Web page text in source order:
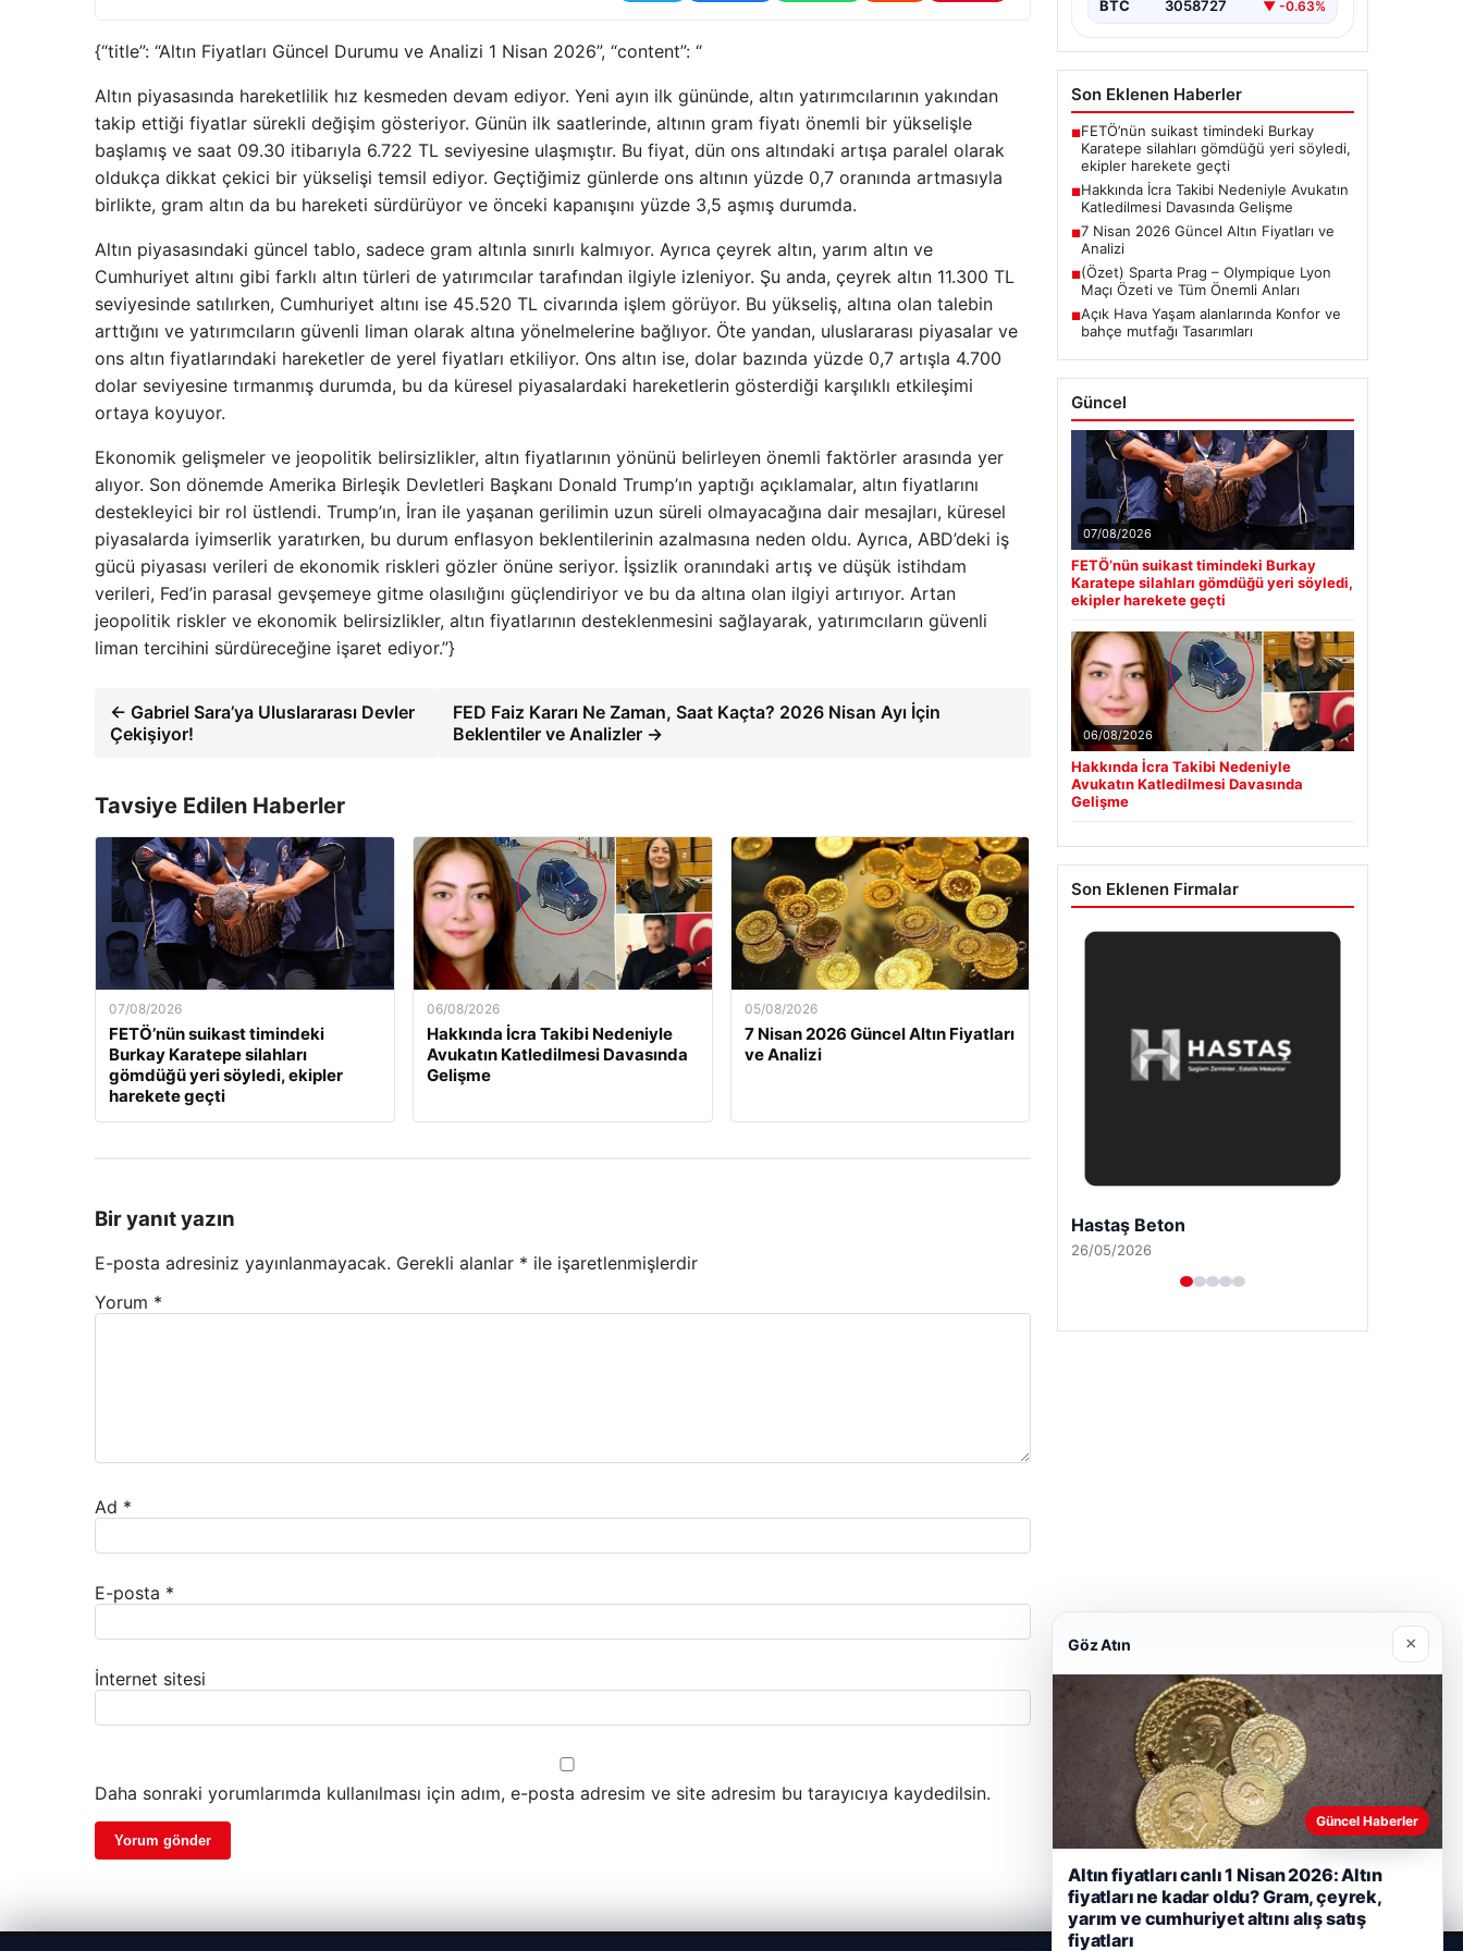
{“title”: “Altın Fiyatları Güncel Durumu ve Analizi 1 Nisan 2026”, “content”: “
Altın piyasasında hareketlilik hız kesmeden devam ediyor. Yeni ayın ilk gününde, altın yatırımcılarının yakından
takip ettiği fiyatlar sürekli değişim gösteriyor. Günün ilk saatlerinde, altının gram fiyatı önemli bir yükselişle
başlamış ve saat 09.30 itibarıyla 6.722 TL seviyesine ulaşmıştır. Bu fiyat, dün ons altındaki artışa paralel olarak
oldukça dikkat çekici bir yükselişi temsil ediyor. Geçtiğimiz günlerde ons altının yüzde 0,7 oranında artmasıyla
birlikte, gram altın da bu hareketi sürdürüyor ve önceki kapanışını yüzde 3,5 aşmış durumda.
Altın piyasasındaki güncel tablo, sadece gram altınla sınırlı kalmıyor. Ayrıca çeyrek altın, yarım altın ve
Cumhuriyet altını gibi farklı altın türleri de yatırımcılar tarafından ilgiyle izleniyor. Şu anda, çeyrek altın 11.300 TL
seviyesinde satılırken, Cumhuriyet altını ise 45.520 TL civarında işlem görüyor. Bu yükseliş, altına olan talebin
arttığını ve yatırımcıların güvenli liman olarak altına yönelmelerine bağlıyor. Öte yandan, uluslararası piyasalar ve
ons altın fiyatlarındaki hareketler de yerel fiyatları etkiliyor. Ons altın ise, dolar bazında yüzde 0,7 artışla 4.700
dolar seviyesine tırmanmış durumda, bu da küresel piyasalardaki hareketlerin gösterdiği karşılıklı etkileşimi
ortaya koyuyor.
Ekonomik gelişmeler ve jeopolitik belirsizlikler, altın fiyatlarının yönünü belirleyen önemli faktörler arasında yer
alıyor. Son dönemde Amerika Birleşik Devletleri Başkanı Donald Trump’ın yaptığı açıklamalar, altın fiyatlarını
destekleyici bir rol üstlendi. Trump’ın, İran ile yaşanan gerilimin uzun süreli olmayacağına dair mesajları, küresel
piyasalarda iyimserlik yaratırken, bu durum enflasyon beklentilerinin azalmasına neden oldu. Ayrıca, ABD’deki iş
gücü piyasası verileri de ekonomik riskleri gözler önüne seriyor. İşsizlik oranındaki artış ve düşük istihdam
verileri, Fed’in parasal gevşemeye gitme olasılığını güçlendiriyor ve bu da altına olan ilgiyi artırıyor. Artan
jeopolitik riskler ve ekonomik belirsizlikler, altın fiyatlarının desteklenmesini sağlayarak, yatırımcıların güvenli
liman tercihini sürdüreceğine işaret ediyor.”}
← Gabriel Sara’ya Uluslararası Devler
Çekişiyor!
FED Faiz Kararı Ne Zaman, Saat Kaçta? 2026 Nisan Ayı İçin
Beklentiler ve Analizler →
Tavsiye Edilen Haberler
07/08/2026
FETÖ’nün suikast timindeki
Burkay Karatepe silahları
gömdüğü yeri söyledi, ekipler
harekete geçti
06/08/2026
Hakkında İcra Takibi Nedeniyle
Avukatın Katledilmesi Davasında
Gelişme
05/08/2026
7 Nisan 2026 Güncel Altın Fiyatları
ve Analizi
Bir yanıt yazın
E-posta adresiniz yayınlanmayacak. Gerekli alanlar * ile işaretlenmişlerdir
Yorum *
Ad *
E-posta *
İnternet sitesi
Daha sonraki yorumlarımda kullanılması için adım, e-posta adresim ve site adresim bu tarayıcıya kaydedilsin.
BTC 3058727 ▼ -0.63%
Son Eklenen Haberler
■FETÖ’nün suikast timindeki Burkay
Karatepe silahları gömdüğü yeri söyledi,
ekipler harekete geçti
■Hakkında İcra Takibi Nedeniyle Avukatın
Katledilmesi Davasında Gelişme
■7 Nisan 2026 Güncel Altın Fiyatları ve
Analizi
■(Özet) Sparta Prag – Olympique Lyon
Maçı Özeti ve Tüm Önemli Anları
■Açık Hava Yaşam alanlarında Konfor ve
bahçe mutfağı Tasarımları
Güncel
07/08/2026
FETÖ’nün suikast timindeki Burkay
Karatepe silahları gömdüğü yeri söyledi,
ekipler harekete geçti
06/08/2026
Hakkında İcra Takibi Nedeniyle
Avukatın Katledilmesi Davasında
Gelişme
Son Eklenen Firmalar
Enes Kaplan Avukatlık Bürosu
28/04/2026
Göz Atın ×
Güncel Haberler
Altın fiyatları canlı 1 Nisan 2026: Altın
fiyatları ne kadar oldu? Gram, çeyrek,
yarım ve cumhuriyet altını alış satış
fiyatları